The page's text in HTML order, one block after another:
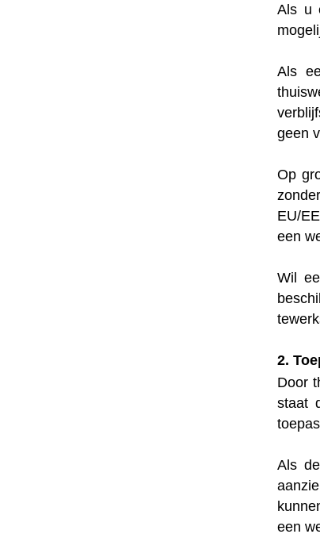
Als u
Als
geen
Op
EU/
een
Wil
2.
Door
staat
Als
een